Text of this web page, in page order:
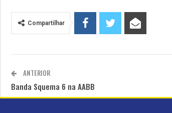
Compartilhar
ANTERIOR
Banda Squema 6 na AABB